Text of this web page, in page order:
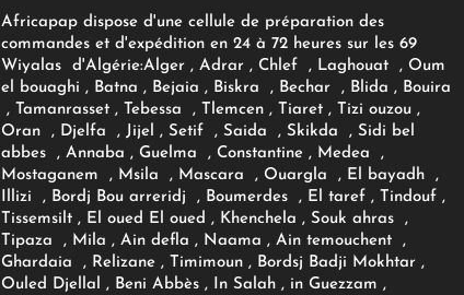
Africapap dispose d'une cellule de préparation des
commandes et d'expédition en 24 à 72 heures sur les 69
Wiyalas d'Algérie:Alger , Adrar, Chlef , Laghouat , Oum
el bouaghi , Batna , Bejaia , Biskra , Bechar , Blida , Bouira
, Tamanrasset , Tebessa , Tlemcen , Tiaret , Tizi ouzou ,
Oran , Djelfa , Jijel , Setif , Saida , Skikda , Sidi bel
abbes , Annaba , Guelma , Constantine , Medea ,
Mostaganem , Msila , Mascara , Ouargla , El bayadh ,
Illizi , Bordj Bou arreridj , Boumerdes , El taref , Tindouf ,
Tissemsilt , El oued El oued , Khenchela , Souk ahras ,
Tipaza , Mila , Ain defla , Naama , Ain temouchent ,
Ghardaia , Relizane , Timimoun , Bordsj Badji Mokhtar ,
Ouled Djellal , Beni Abbès , In Salah , in Guezzam ,